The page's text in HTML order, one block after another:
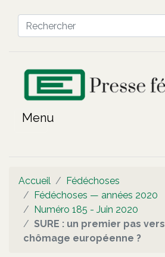
Accueil
Fédéchoses
Fédéchoses — années 2020
Numéro 185 - Juin 2020
SURE : un premier pas
chômage européenne ?